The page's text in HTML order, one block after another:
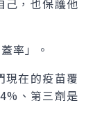
己，也保護他
率」。
現在的疫苗覆
、第三劑是